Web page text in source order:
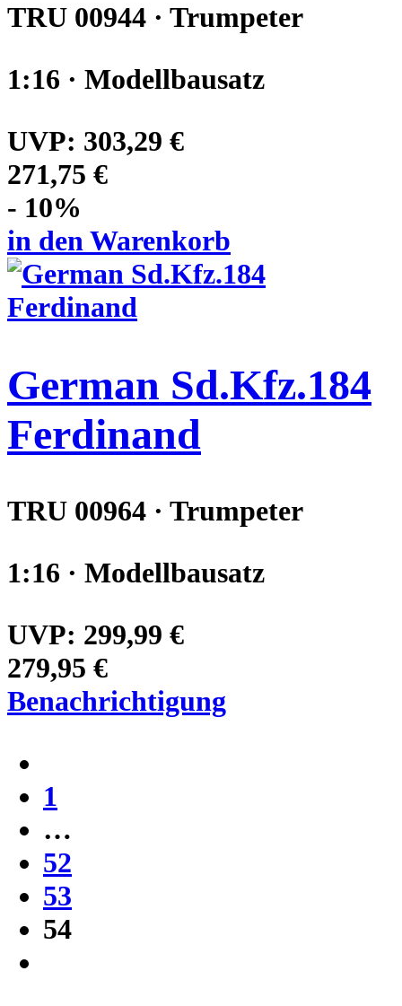
TRU 00944 · Trumpeter
1:16 · Modellbausatz
UVP: 303,29 €
271,75 €
- 10%
in den Warenkorb
German Sd.Kfz.184
Ferdinand
TRU 00964 · Trumpeter
1:16 · Modellbausatz
UVP: 299,99 €
279,95 €
Benachrichtigung
1
…
52
53
54